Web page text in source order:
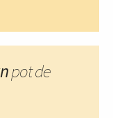
pot de